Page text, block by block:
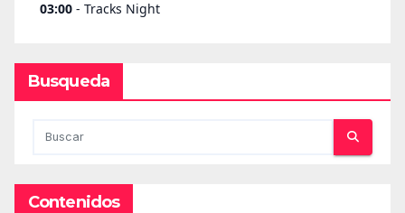
Busqueda
Contenidos